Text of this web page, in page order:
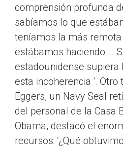
comprensión profunda
sabíamos lo que
teníamos la más
estábamos haciendo …
estadounidense supiera
esta incoherencia ‘.
Eggers, un Navy Seal
del personal de la Casa
Obama, destacó el
recursos: ‘¿Qué